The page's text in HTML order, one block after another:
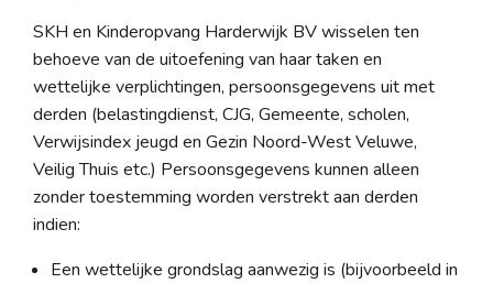
SKH en Kinderopvang Harderwijk BV wisselen ten
behoeve van de uitoefening van haar taken en
wettelijke verplichtingen, persoonsgegevens uit met
derden (belastingdienst, CJG, Gemeente, scholen,
Verwijsindex jeugd en Gezin Noord-West Veluwe,
Veilig Thuis etc.) Persoonsgegevens kunnen alleen
zonder toestemming worden verstrekt aan derden
indien:
Een wettelijke grondslag aanwezig is (bijvoorbeeld in